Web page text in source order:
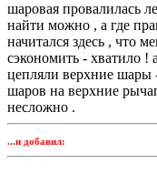
шаровая провалилась
найти можно , а где
начитался здесь , что
сэкономить - хватило !
цепляли верхние шары
шаров на верхние
несложно .
...и добавил: